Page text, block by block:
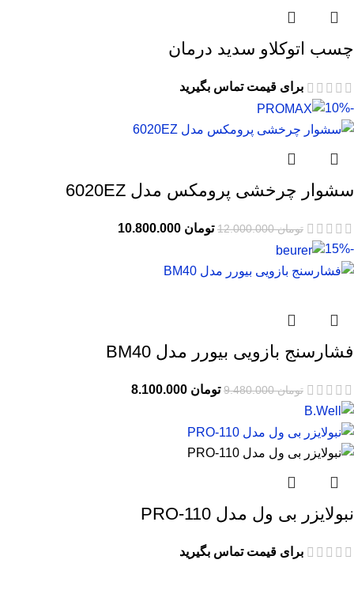
چسب اتوکلاو سدید درمان
برای قیمت تماس بگیرید
-10%
سشوار چرخشی پرومکس مدل 6020EZ
تومان12.000.000 تومان
-15%
فشارسنج بازویی بیورر مدل BM40
تومان9.480.000 تومان
نبولایزر بی ول مدل PRO-110
برای قیمت تماس بگیرید